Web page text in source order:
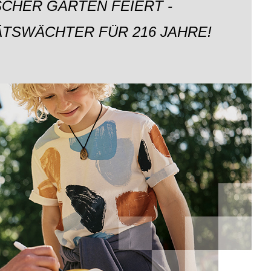
GARTEN FEIERT -
FÜR 216 JAHRE!